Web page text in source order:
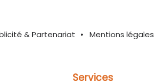
& Partenariat Mentions légales
Services